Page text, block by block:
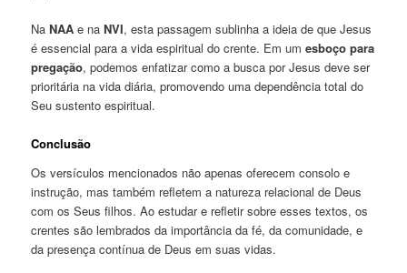
NaNAA e naNVI, esta passagem sublinha a ideia de que Jesus
é essencial para a vida espiritual do crente. Em umesboço para
pregação, podemos enfatizar como a busca por Jesus deve ser
prioritária na vida diária, promovendo uma dependência total do
Seu sustento espiritual.
Conclusão
Os versículos mencionados não apenas oferecem consolo e
instrução, mas também refletem a natureza relacional de Deus
com os Seus filhos. Ao estudar e refletir sobre esses textos, os
crentes são lembrados da importância da fé, da comunidade, e
da presença contínua de Deus em suas vidas.